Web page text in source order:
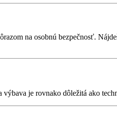
na osobnú bezpečnosť.
výbava je rovnako dôležitá ako